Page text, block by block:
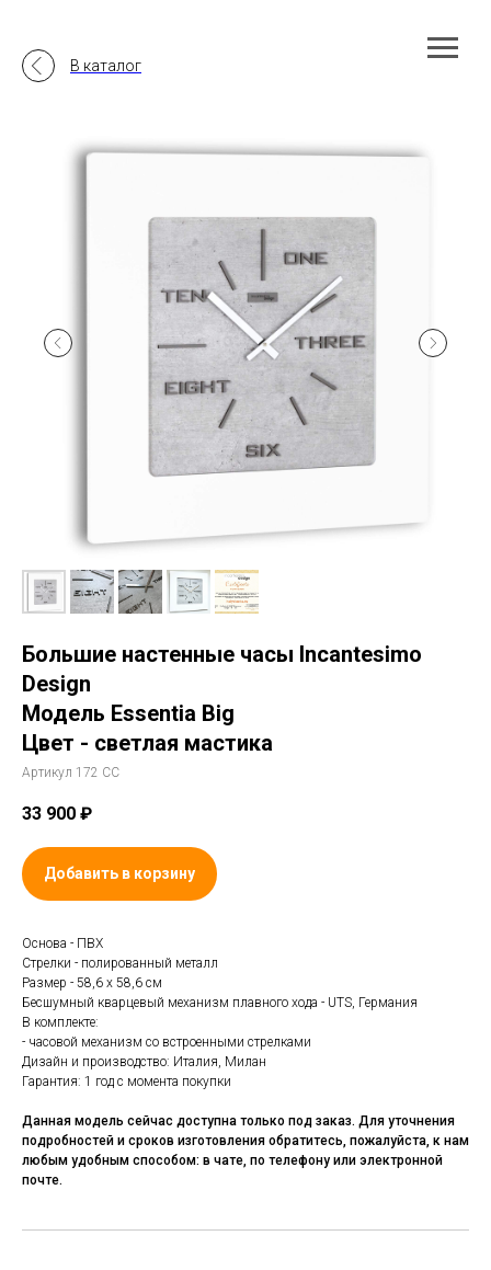
В каталог
Большие настенные часы Incantesimo
Design
Модель Essentia Big
Цвет - светлая мастика
Артикул 172 СС
33 900 ₽
Добавить в корзину
Основа - ПВХ
Стрелки - полированный металл
Размер - 58,6 x 58,6 см
Бесшумный кварцевый механизм плавного хода - UTS, Германия
В комплекте:
- часовой механизм со встроенными стрелками
Дизайн и производство: Италия, Милан
Гарантия: 1 год с момента покупки
Данная модель сейчас доступна только под заказ. Для уточнения
подробностей и сроков изготовления обратитесь, пожалуйста, к нам
любым удобным способом: в чате, по телефону или электронной
почте.